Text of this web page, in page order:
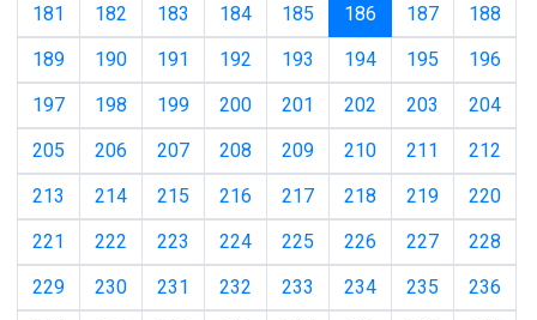
181
182 183 184 185 186 (current)
187
188
189
190 191 192 193 194 195
196
197
198 199 200 201 202 203
204
205
206 207 208 209 210 211
212
213
214 215 216 217 218 219
220
221
222 223 224 225 226 227
228
229
230 231 232 233 234 235
236